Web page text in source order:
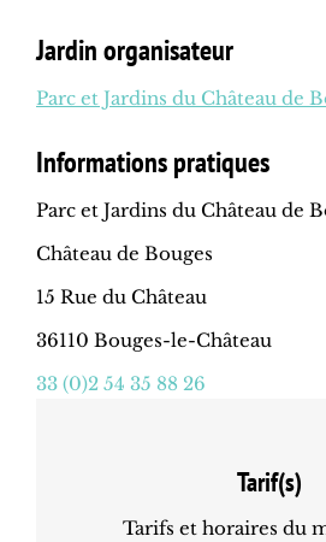
Jardin organisateur
Parc et Jardins du Château de
Informations pratiques
Parc et Jardins du Château de
Château de Bouges
15 Rue du Château
36110 Bouges-le-Château
33 (0)2 54 35 88 26
Tarif(s)
Tarifs et horaires du